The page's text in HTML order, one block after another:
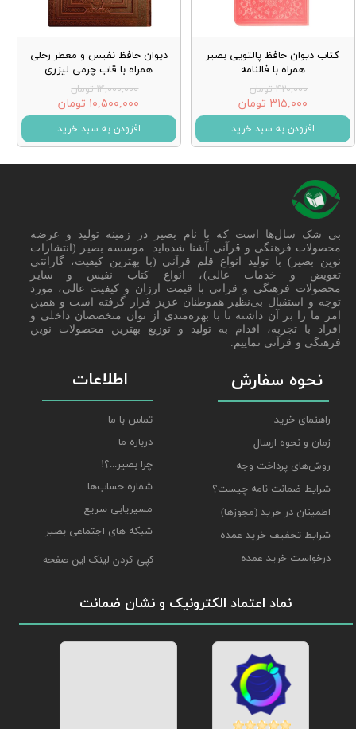
کتاب دیوان حافظ پالتویی بصیر
همراه با فالنامه
۴۲۰,۰۰۰ تومان
۳۱۵,۰۰۰ تومان
افزودن به سبد خرید
دیوان حافظ نفیس و معطر رحلی
همراه با قاب چرمی لیزری
۱۴,۰۰۰,۰۰۰ تومان
۱۰,۵۰۰,۰۰۰ تومان
افزودن به سبد خرید
نحوه سفارش
راهنمای خرید
زمان و نحوه ارسال
روش‌های پرداخت وجه
شرایط ضمانت نامه چیست؟
اطمینان در خرید (مجوزها)
شرایط تخفیف خرید عمده
درخواست خرید عمده
نماد اعتماد الکترونیک و نشان ضمانت
اطلاعات
تماس با ما
درباره ما
چرا بصیر...؟!
شماره حساب‌ها
مسیریابی سریع
شبکه های اجتماعی بصیر
بی شک سال‌ها است که با نام بصیر در زمینه تولید و عرضه
محصولات فرهنگی و قرآنی آشنا شده‌اید. موسسه بصیر (انتشارات
نوین بصیر) با تولید انواع قلم قرآنی (با بهترین کیفیت، گارانتی
تعویض و خدمات عالی)، انواع کتاب نفیس و سایر
محصولات فرهنگی و قرانی با قیمت ارزان و کیفیت عالی، مورد
توجه و استقبال بی‌نظیر هموطنان عزیز قرار گرفته است و همین
امر ما را بر آن داشته تا با بهره‌مندی از توان متخصصان داخلی و
افراد با تجربه، اقدام به تولید و توزیع بهترین محصولات نوین
فرهنگی و قرآنی نماییم.
کپی کردن لینک این صفحه